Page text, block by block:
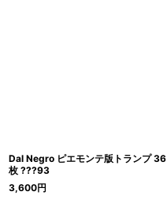
Dal Negro ピエモンテ版トランプ 36
枚 ???93
3,600円